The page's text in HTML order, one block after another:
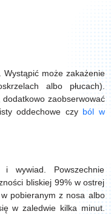
Wystąpić może zakażenie
albo płucach).
zaobserwować
oddechowe czy ból w
i wywiad. Powszechnie
bliskiej 99% w ostrej
pobieranym z nosa albo
w zaledwie kilka minut.